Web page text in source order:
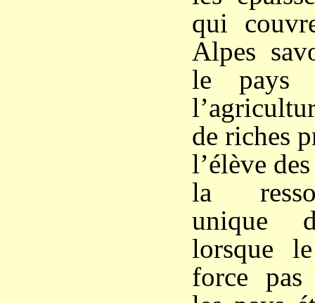
qui
Alpes
le pays
de riches
l’élève
la
unique
lorsque
force pas